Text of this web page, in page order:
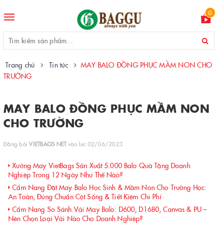
Toggle
0
Trang chủ Tin tức
MAY BALO ĐỒNG PHỤC MẦM NON CHO
TRƯỜNG
MAY BALO ĐỒNG PHỤC MẦM NON
CHO TRƯỜNG
Đăng bởiVIETBAGS NETvào lúc 02/06/2023
Xưởng May VietBags Sản Xuất 5.000 Balo Quà Tặng Doanh
Nghiệp Trong 12 Ngày Như Thế Nào?
Cẩm Nang Đặt May Balo Học Sinh & Mầm Non Cho Trường Học:
An Toàn, Đúng Chuẩn Cột Sống & Tiết Kiệm Chi Phí
Cẩm Nang So Sánh Vải May Balo: D600, D1680, Canvas & PU –
Nên Chọn Loại Vải Nào Cho Doanh Nghiệp?